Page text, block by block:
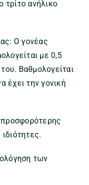
τρίτο ανήλικο
Ο γονέας
με 0,5
Βαθμολογείται
έχει την γονική
προσφορότερης
των